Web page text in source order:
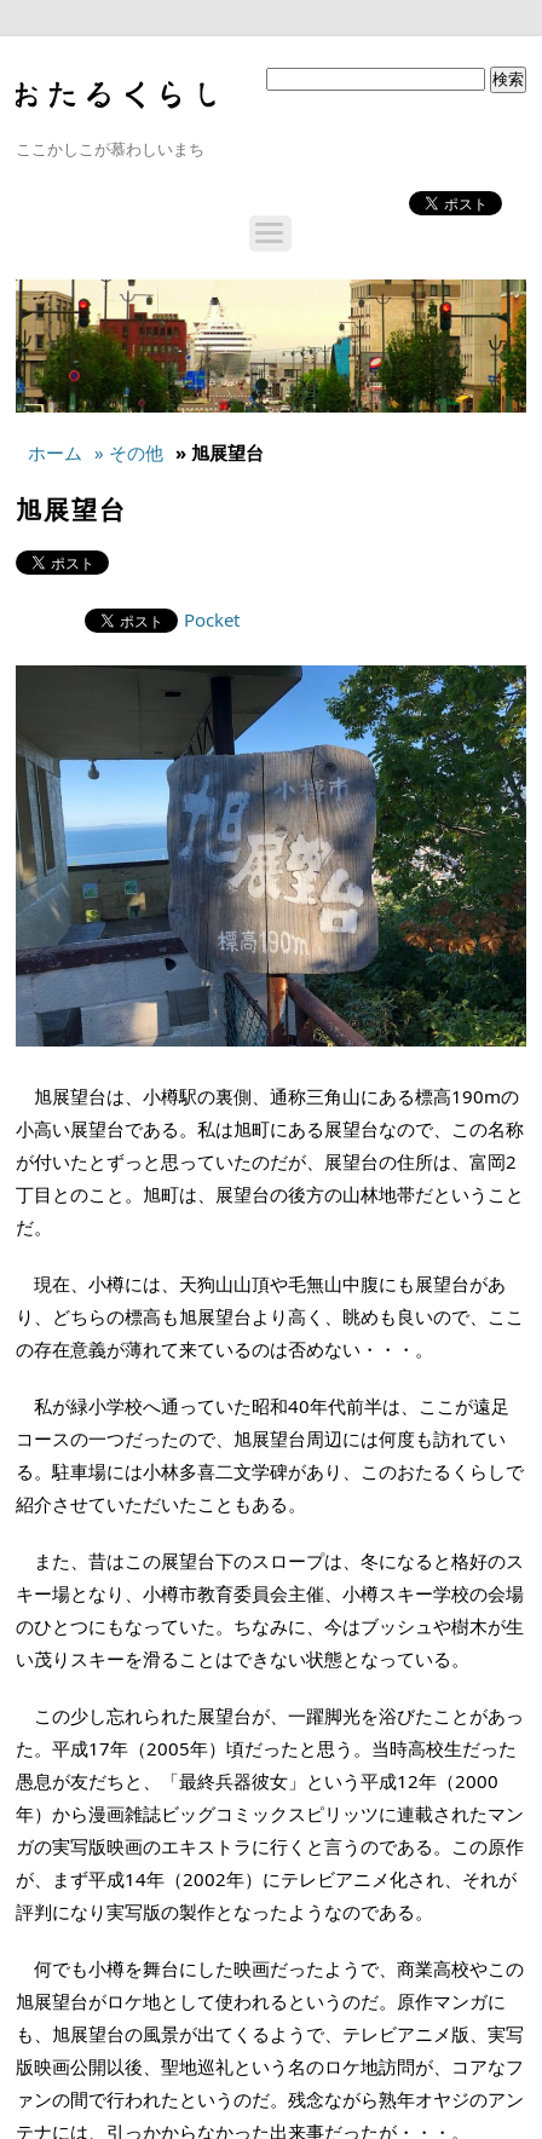
ここかしこが慕わしいまち
ホーム » その他 » 旭展望台
旭展望台
Pocket
旭展望台は、小樽駅の裏側、通称三角山にある標高190mの
小高い展望台である。私は旭町にある展望台なので、この名称
が付いたとずっと思っていたのだが、展望台の住所は、富岡2
丁目とのこと。旭町は、展望台の後方の山林地帯だということ
だ。
現在、小樽には、天狗山山頂や毛無山中腹にも展望台があ
り、どちらの標高も旭展望台より高く、眺めも良いので、ここ
の存在意義が薄れて来ているのは否めない・・・。
私が緑小学校へ通っていた昭和40年代前半は、ここが遠足
コースの一つだったので、旭展望台周辺には何度も訪れてい
る。駐車場には小林多喜二文学碑があり、このおたるくらしで
紹介させていただいたこともある。
また、昔はこの展望台下のスロープは、冬になると格好のス
キー場となり、小樽市教育委員会主催、小樽スキー学校の会場
のひとつにもなっていた。ちなみに、今はブッシュや樹木が生
い茂りスキーを滑ることはできない状態となっている。
この少し忘れられた展望台が、一躍脚光を浴びたことがあっ
た。平成17年（2005年）頃だったと思う。当時高校生だった
愚息が友だちと、「最終兵器彼女」という平成12年（2000
年）から漫画雑誌ビッグコミックスピリッツに連載されたマン
ガの実写版映画のエキストラに行くと言うのである。この原作
が、まず平成14年（2002年）にテレビアニメ化され、それが
評判になり実写版の製作となったようなのである。
何でも小樽を舞台にした映画だったようで、商業高校やこの
旭展望台がロケ地として使われるというのだ。原作マンガに
も、旭展望台の風景が出てくるようで、テレビアニメ版、実写
版映画公開以後、聖地巡礼という名のロケ地訪問が、コアなフ
ァンの間で行われたというのだ。残念ながら熟年オヤジのアン
テナには、引っかからなかった出来事だったが・・・。